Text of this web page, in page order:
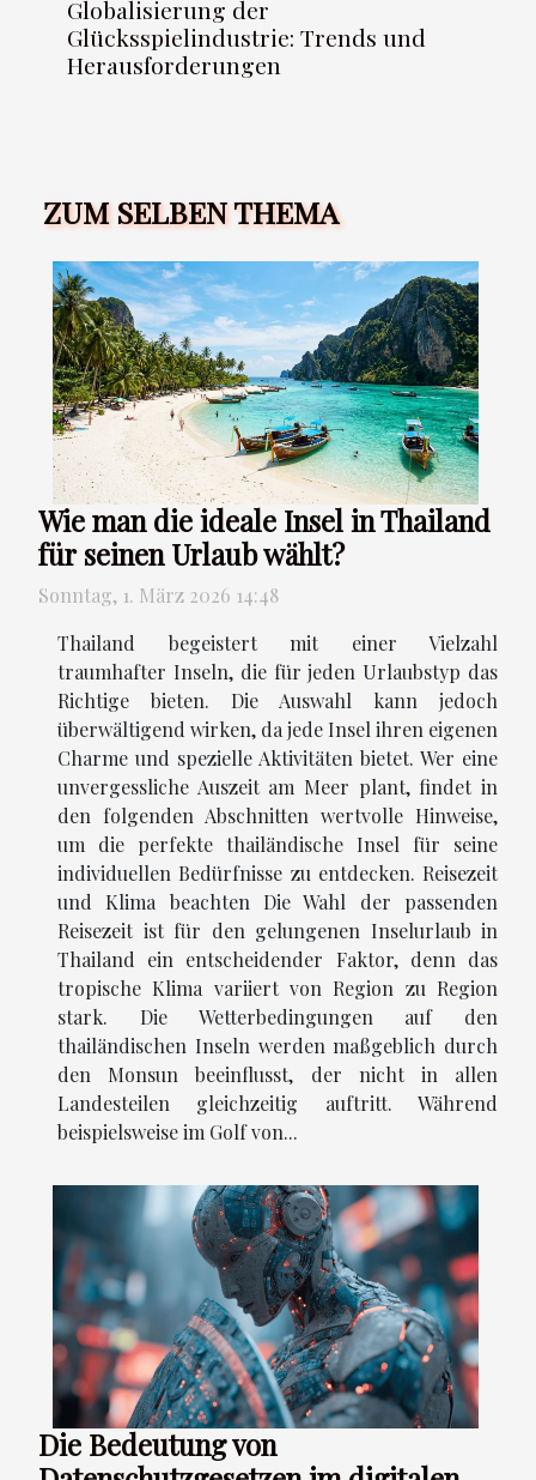
Globalisierung der
Glücksspielindustrie: Trends und
Herausforderungen
ZUM SELBEN THEMA
Wie man die ideale Insel in Thailand
für seinen Urlaub wählt?
Sonntag, 1. März 2026 14:48
Thailand begeistert mit einer Vielzahl
traumhafter Inseln, die für jeden Urlaubstyp das
Richtige bieten. Die Auswahl kann jedoch
überwältigend wirken, da jede Insel ihren eigenen
Charme und spezielle Aktivitäten bietet. Wer eine
unvergessliche Auszeit am Meer plant, findet in
den folgenden Abschnitten wertvolle Hinweise,
um die perfekte thailändische Insel für seine
individuellen Bedürfnisse zu entdecken. Reisezeit
und Klima beachten Die Wahl der passenden
Reisezeit ist für den gelungenen Inselurlaub in
Thailand ein entscheidender Faktor, denn das
tropische Klima variiert von Region zu Region
stark. Die Wetterbedingungen auf den
thailändischen Inseln werden maßgeblich durch
den Monsun beeinflusst, der nicht in allen
Landesteilen gleichzeitig auftritt. Während
beispielsweise im Golf von...
Die Bedeutung von